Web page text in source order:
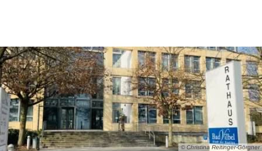
© Christina Reitinger-Görgner